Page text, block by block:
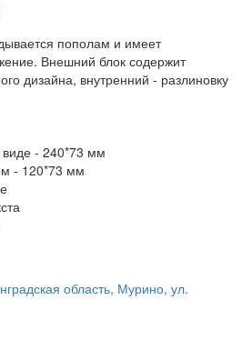
пополам и имеет
Внешний блок содержит
дизайна, внутренний - разлиновку
- 240*73 мм
- 120*73 мм
область, Мурино, ул.